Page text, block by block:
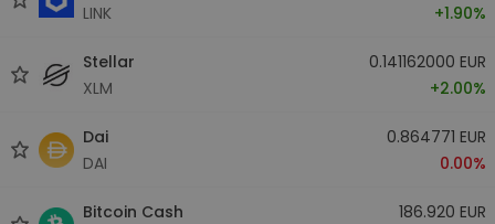
LINK
+1.90%
Stellar
XLM
0.141162000 EUR
+2.00%
Dai
DAI
0.864771 EUR
0.00%
Bitcoin Cash
186.920 EUR